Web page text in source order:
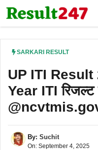
Skip
to
SARKARI RESULT
UP ITI
Year ITI
By: Suchit
On: September 4, 2025